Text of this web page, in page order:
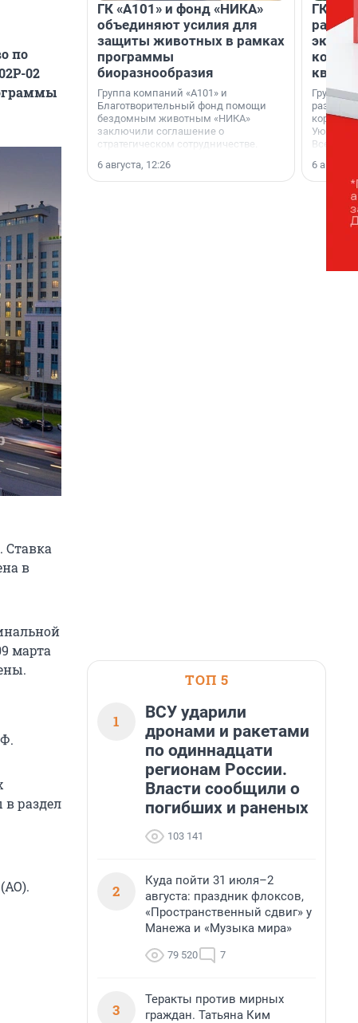
по
02
Ставка
в
марта
раздел
ГК «А101» и фонд «НИКА»
объединяют усилия для
защиты животных в рамках
программы
биоразнообразия
Группа компаний «А101» и
Благотворительный фонд помощи
бездомным животным «НИКА»
заключили соглашение о
стратегическом сотрудничестве.
6 августа, 12:26
ГК
Группа
корпуса
Уютный
6
ТОП 5
1
ВСУ ударили
дронами и ракетами
по одиннадцати
регионам России.
Власти сообщили о
погибших и раненых
103 141
2
Куда пойти 31 июля–2
августа: праздник флоксов,
«Пространственный сдвиг» у
Манежа и «Музыка мира»
79 520 7
3
Теракты против мирных
граждан. Татьяна Ким